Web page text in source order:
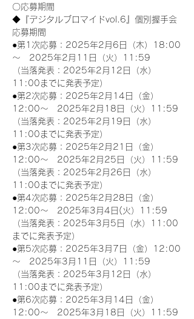
〇応募期間
◆『デジタルブロマイドvol.6』個別握手会
応募期間
●第1次応募：2025年2月6日（木）18:00
～　2025年2月11日（火）11:59
（当落発表：2025年2月12日（水）
11:00までに発表予定）
●第2次応募：2025年2月14日（金）
12:00～　2025年2月18日（火）11:59
（当落発表：2025年2月19日（水）
11:00までに発表予定）
●第3次応募：2025年2月21日（金）
12:00～　2025年2月25日（火）11:59
（当落発表：2025年2月26日（水）
11:00までに発表予定）
●第4次応募：2025年2月28日（金）
12:00～　2025年3月4日(火）11:59
（当落発表：2025年3月5日（水）11:00
までに発表予定）
●第5次応募：2025年3月7日（金）12:00
～　2025年3月11日（火）11:59
（当落発表：2025年3月12日（水）
11:00までに発表予定）
●第6次応募：2025年3月14日（金）
12:00～　2025年3月18日（火）11:59